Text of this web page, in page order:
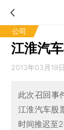
公司
江淮汽
2013年03月19
此次召回事
江淮汽车股
时间推迟至